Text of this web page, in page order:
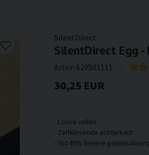
SilentDirect
SilentDirect Egg -
Artnr: 620501111
30,25 EUR
- Losse vellen
- Zelfklevende achterkant